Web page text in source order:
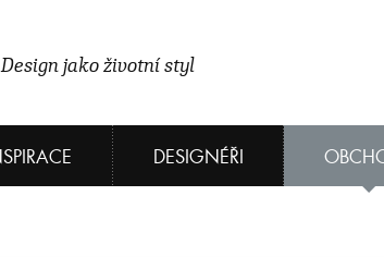
Design jako životní styl
DESIGNÉŘI